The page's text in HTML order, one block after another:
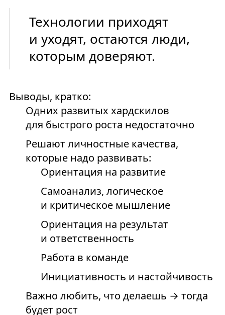
Технологии приходят
и уходят, остаются люди,
которым доверяют.
Выводы, кратко:
Одних развитых хардскилов
для быстрого роста недостаточно
Решают личностные качества,
которые надо развивать:
Ориентация на развитие
Самоанализ, логическое
и критическое мышление
Ориентация на результат
и ответственность
Работа в команде
Инициативность и настойчивость
Важно любить, что делаешь → тогда
будет рост